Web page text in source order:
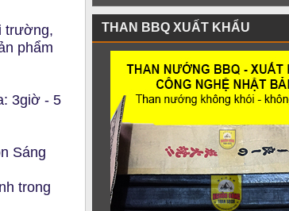
trường,
phẩm
3giờ - 5
Sáng
trong
THAN BBQ XUẤT KHẨU